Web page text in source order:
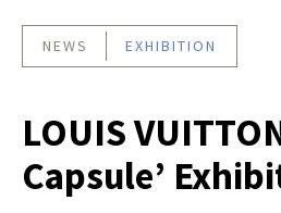
NEWS EXHIBITION
LOUIS
Capsule’